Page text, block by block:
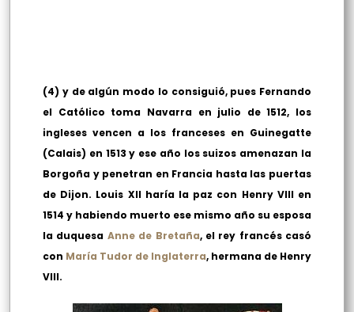
(4) y de algún modo lo consiguió, pues Fernando
el Católico toma Navarra en julio de 1512, los
ingleses vencen a los franceses en Guinegatte
(Calais) en 1513 y ese año los suizos amenazan la
Borgoña y penetran en Francia hasta las puertas
de Dijon. Louis XII haría la paz con Henry VIII en
1514 y habiendo muerto ese mismo año su esposa
la duquesa Anne de Bretaña, el rey francés casó
con María Tudor de Inglaterra, hermana de Henry
VIII.